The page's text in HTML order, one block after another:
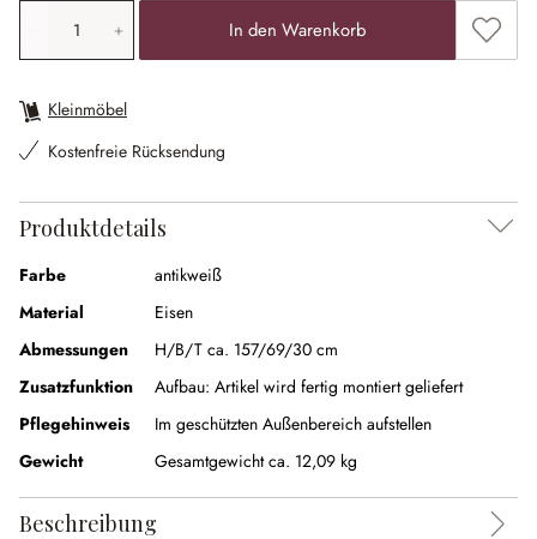
Produkt Anzahl: Gib den gewünschten Wert ein oder
In den Warenkorb Zum
Kleinmöbel
Kostenfreie Rücksendung
Produktdetails
Farbe
antikweiß
Material
Eisen
Abmessungen
H/B/T ca. 157/69/30 cm
Zusatzfunktion
Aufbau: Artikel wird fertig montiert geliefert
Pflegehinweis
Im geschützten Außenbereich aufstellen
Gewicht
Gesamtgewicht ca. 12,09 kg
Beschreibung